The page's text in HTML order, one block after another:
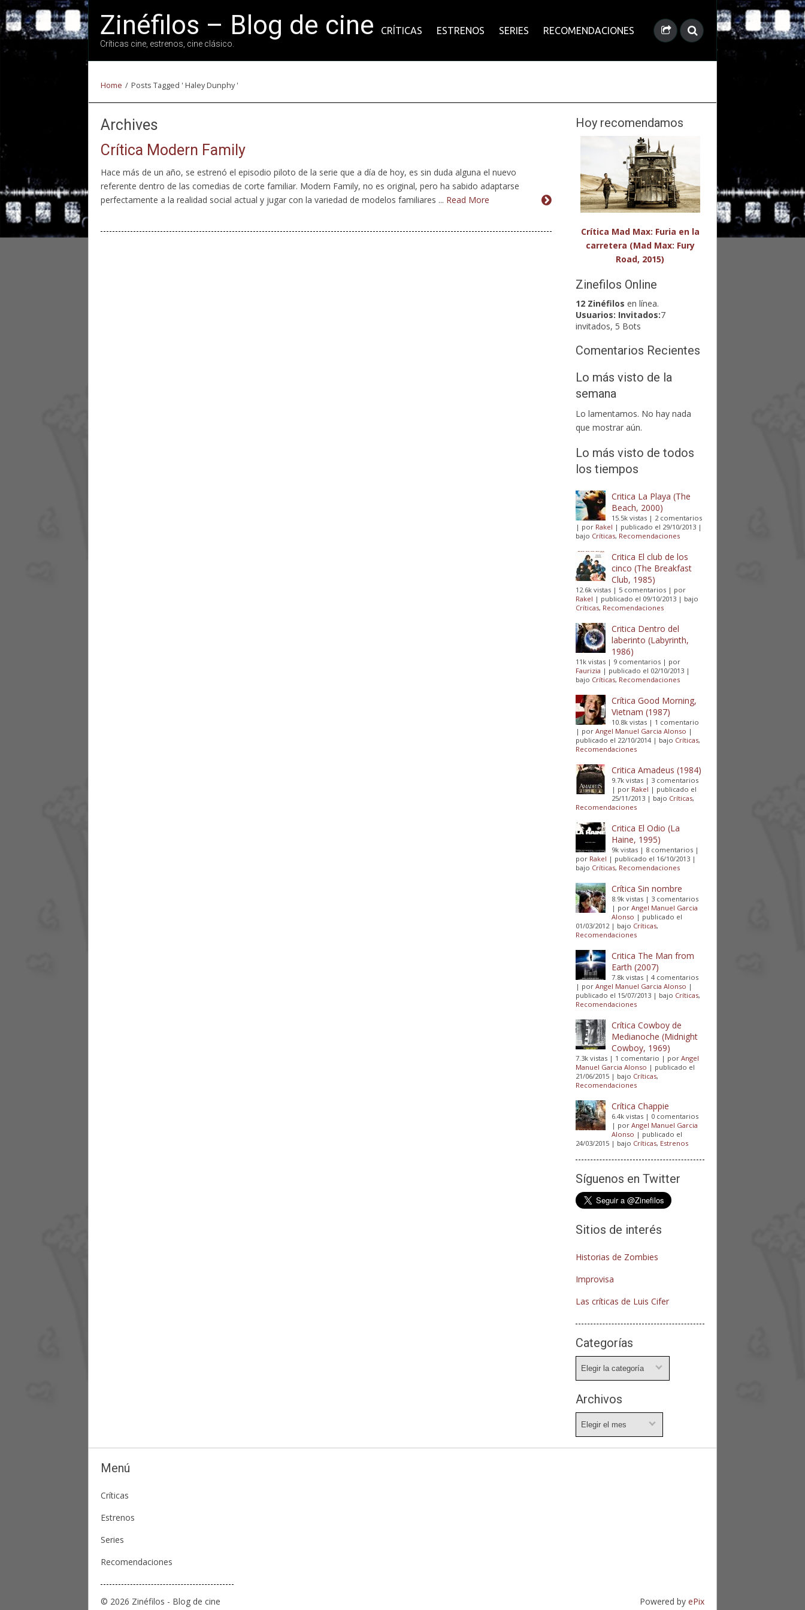
Zinéfilos – Blog de cine
Críticas cine, estrenos, cine clásico.
CRÍTICAS ESTRENOS SERIES RECOMENDACIONES
Home / Posts Tagged ' Haley Dunphy '
Archives
Crítica Modern Family
Hace más de un año, se estrenó el episodio piloto de la serie que a día de hoy, es sin duda alguna el nuevo
referente dentro de las comedias de corte familiar. Modern Family, no es original, pero ha sabido adaptarse
perfectamente a la realidad social actual y jugar con la variedad de modelos familiares ... Read More
Hoy recomendamos
Crítica Mad Max: Furia en la
carretera (Mad Max: Fury
Road, 2015)
Zinefilos Online
12 Zinéfilos en línea.
Usuarios: Invitados:7
invitados, 5 Bots
Comentarios Recientes
Lo más visto de la
semana
Lo lamentamos. No hay nada
que mostrar aún.
Lo más visto de todos
los tiempos
Critica La Playa (The
Beach, 2000)
15.5k vistas | 2 comentarios
| por Rakel | publicado el 29/10/2013 |
bajo Críticas, Recomendaciones
Critica El club de los
cinco (The Breakfast
Club, 1985)
12.6k vistas | 5 comentarios | por
Rakel | publicado el 09/10/2013 | bajo
Críticas, Recomendaciones
Critica Dentro del
laberinto (Labyrinth,
1986)
11k vistas | 9 comentarios | por
Faurizia | publicado el 02/10/2013 |
bajo Críticas, Recomendaciones
Crítica Good Morning,
Vietnam (1987)
10.8k vistas | 1 comentario
| porAngel Manuel Garcia Alonso |
publicado el 22/10/2014| bajo Críticas,
Recomendaciones
Critica Amadeus (1984)
9.7k vistas | 3 comentarios
| por Rakel | publicado el
25/11/2013 | bajo Críticas,
Recomendaciones
Critica El Odio (La
Haine, 1995)
9k vistas | 8 comentarios |
por Rakel | publicado el 16/10/2013 |
bajo Críticas, Recomendaciones
Crítica Sin nombre
8.9k vistas | 3 comentarios
| porAngel Manuel Garcia
Alonso | publicado el
01/03/2012| bajo Críticas,
Recomendaciones
Critica The Man from
Earth (2007)
7.8k vistas |4 comentarios
| porAngel Manuel Garcia Alonso |
publicado el 15/07/2013 | bajo Críticas,
Recomendaciones
Crítica Cowboy de
Medianoche (Midnight
Cowboy, 1969)
7.3k vistas | 1 comentario | porAngel
Manuel Garcia Alonso | publicado el
21/06/2015 | bajo Críticas,
Recomendaciones
Crítica Chappie
6.4k vistas | 0 comentarios
| porAngel Manuel Garcia
Alonso | publicado el
24/03/2015 | bajo Críticas, Estrenos
Síguenos en Twitter
Sitios de interés
Historias de Zombies
Improvisa
Las críticas de Luis Cifer
Categorías
Archivos
Menú
Críticas
Estrenos
Series
Recomendaciones
© 2026 Zinéfilos - Blog de cine Powered by ePix